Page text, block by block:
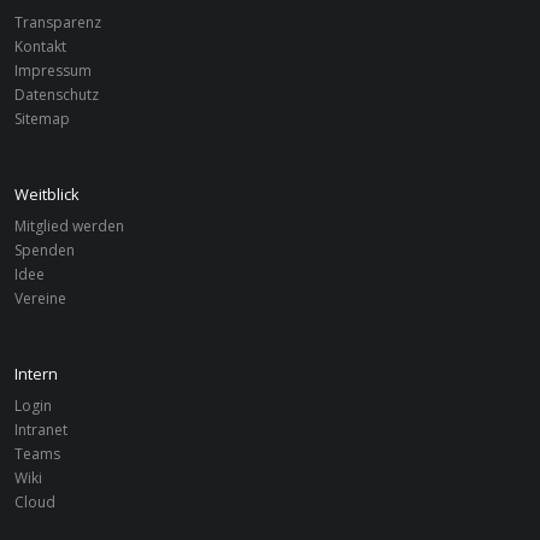
Transparenz
Kontakt
Impressum
Datenschutz
Sitemap
Weitblick
Mitglied werden
Spenden
Idee
Vereine
Intern
Login
Intranet
Teams
Wiki
Cloud